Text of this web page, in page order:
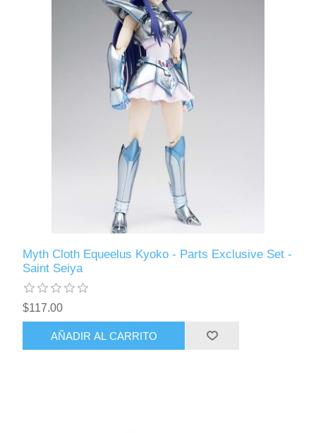
Myth Cloth Equeelus Kyoko - Parts Exclusive Set -
Saint Seiya
$117.00
AÑADIR AL CARRITO